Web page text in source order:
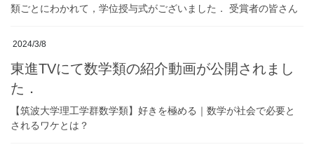
類ごとにわかれて，学位授与式がございました． 受賞者の皆さん
2024/3/8
東進TVにて数学類の紹介動画が公開されまし
た．
【筑波大学理工学群数学類】好きを極める｜数学が社会で必要と
されるワケとは？